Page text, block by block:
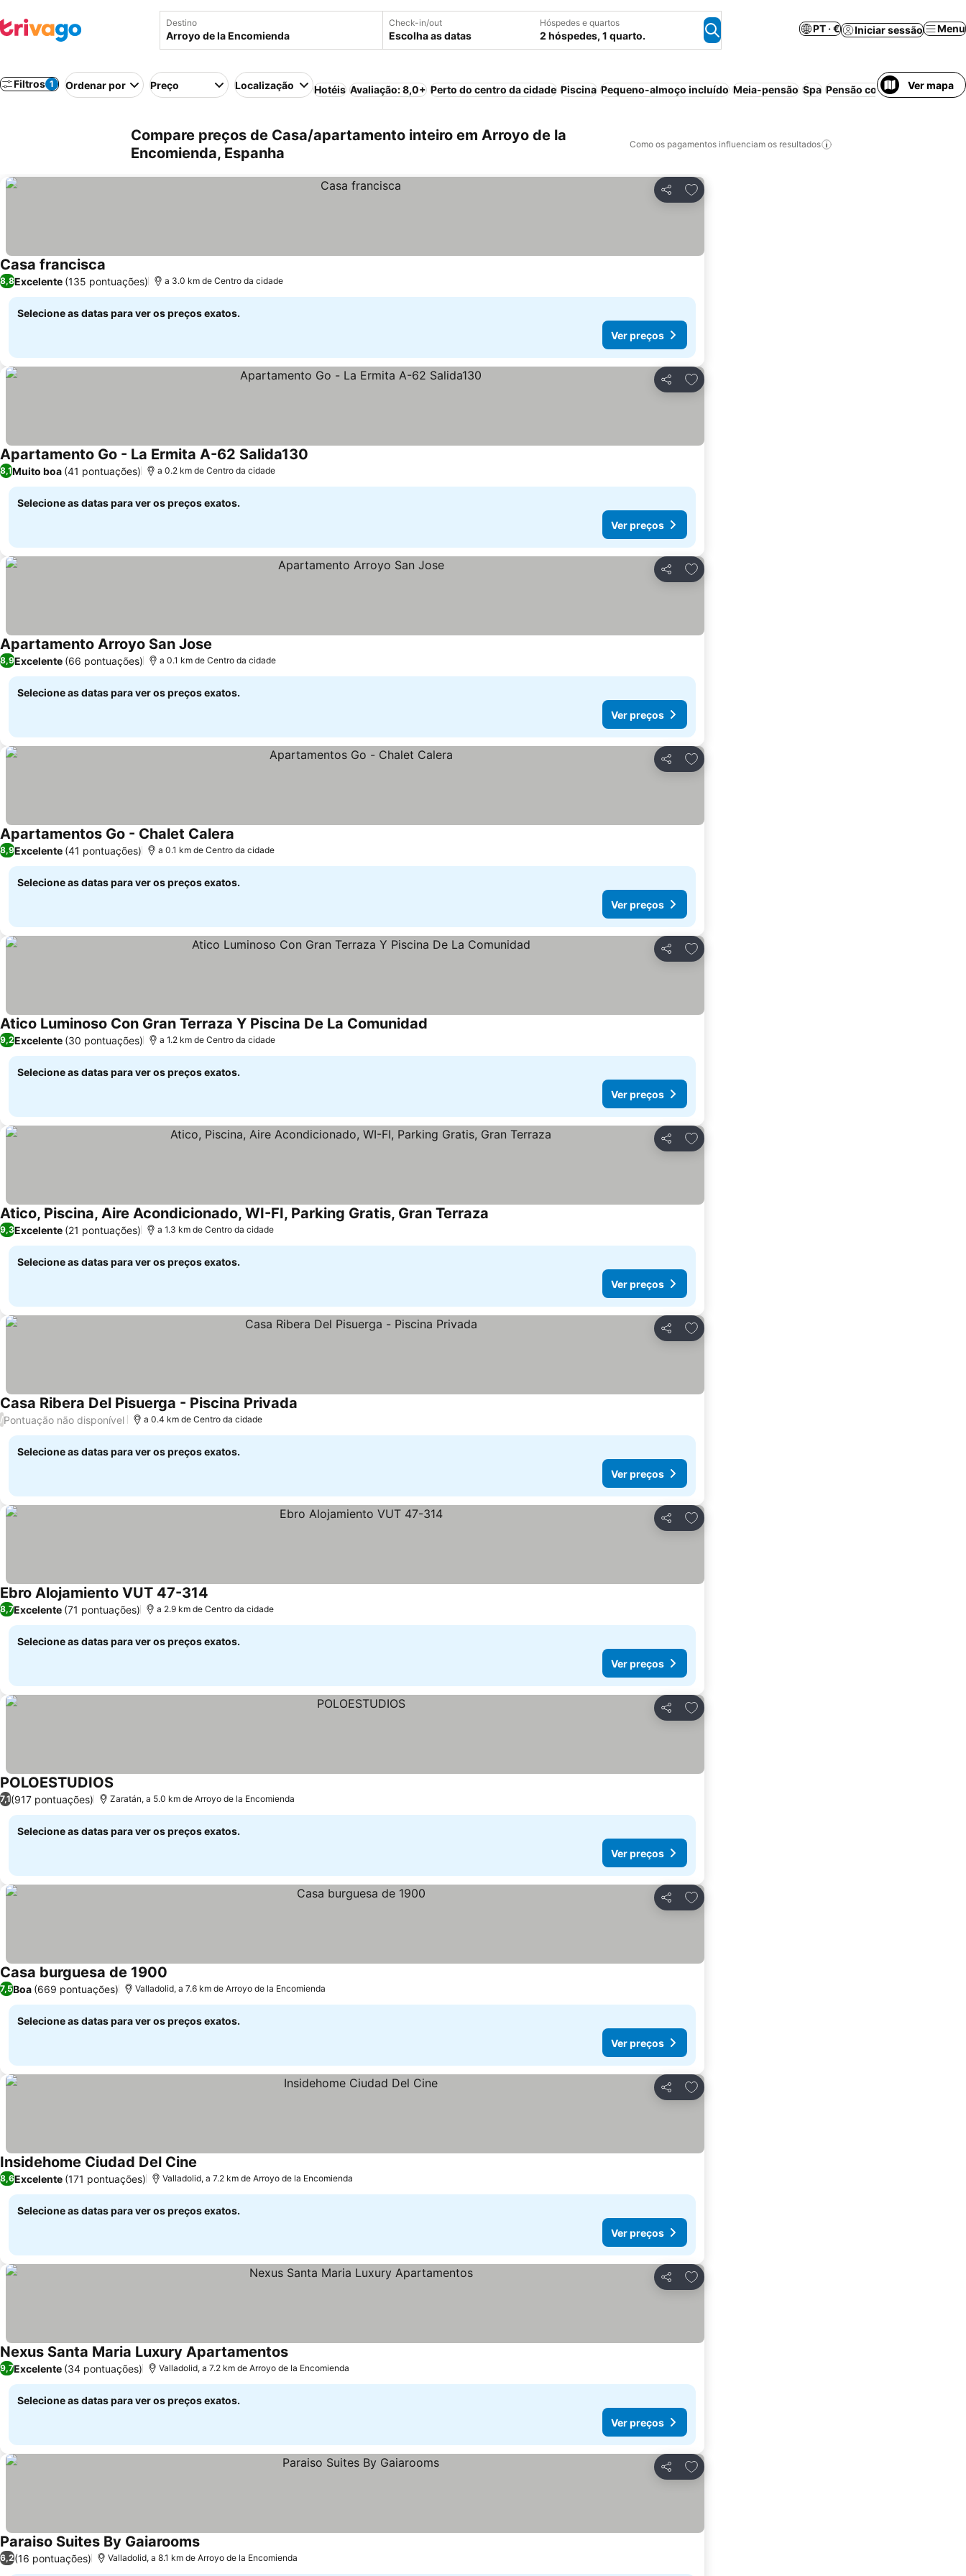
Destino Check-in/out
Escolha as datas
Hóspedes e quartos
2 hóspedes, 1 quarto.
PT · € Iniciar sessão Menu
Filtros 1 Ordenar por Preço Localização Hotéis Avaliação: 8,0+ Perto do centro da cidade Piscina Pequeno-almoço incluído Meia-pensão Spa Pensão completaVer mapa
Compare preços de Casa/apartamento inteiro em Arroyo de la
Encomienda, Espanha
Como os pagamentos influenciam os resultados
Partilhar
Adicionar aos favoritos
Casa francisca
8,8Excelente (135 pontuações) a 3.0 km de Centro da cidade
Selecione as datas para ver os preços exatos.
Ver preços
Partilhar
Adicionar aos favoritos
Apartamento Go - La Ermita A-62 Salida130
8,1Muito boa (41 pontuações) a 0.2 km de Centro da cidade
Selecione as datas para ver os preços exatos.
Ver preços
Partilhar
Adicionar aos favoritos
Apartamento Arroyo San Jose
8,9Excelente (66 pontuações) a 0.1 km de Centro da cidade
Selecione as datas para ver os preços exatos.
Ver preços
Partilhar
Adicionar aos favoritos
Apartamentos Go - Chalet Calera
8,9Excelente (41 pontuações) a 0.1 km de Centro da cidade
Selecione as datas para ver os preços exatos.
Ver preços
Partilhar
Adicionar aos favoritos
Atico Luminoso Con Gran Terraza Y Piscina De La Comunidad
9,2Excelente (30 pontuações) a 1.2 km de Centro da cidade
Selecione as datas para ver os preços exatos.
Ver preços
Partilhar
Adicionar aos favoritos
Atico, Piscina, Aire Acondicionado, WI-FI, Parking Gratis, Gran Terraza
9,3Excelente (21 pontuações) a 1.3 km de Centro da cidade
Selecione as datas para ver os preços exatos.
Ver preços
Partilhar
Adicionar aos favoritos
Casa Ribera Del Pisuerga - Piscina Privada
/Pontuação não disponível a 0.4 km de Centro da cidade
Selecione as datas para ver os preços exatos.
Ver preços
Partilhar
Adicionar aos favoritos
Ebro Alojamiento VUT 47-314
8,7Excelente (71 pontuações) a 2.9 km de Centro da cidade
Selecione as datas para ver os preços exatos.
Ver preços
Partilhar
Adicionar aos favoritos
POLOESTUDIOS
7,1(917 pontuações) Zaratán, a 5.0 km de Arroyo de la Encomienda
Selecione as datas para ver os preços exatos.
Ver preços
Partilhar
Adicionar aos favoritos
Casa burguesa de 1900
7,5Boa (669 pontuações) Valladolid, a 7.6 km de Arroyo de la Encomienda
Selecione as datas para ver os preços exatos.
Ver preços
Partilhar
Adicionar aos favoritos
Insidehome Ciudad Del Cine
8,6Excelente (171 pontuações) Valladolid, a 7.2 km de Arroyo de la Encomienda
Selecione as datas para ver os preços exatos.
Ver preços
Partilhar
Adicionar aos favoritos
Nexus Santa Maria Luxury Apartamentos
9,7Excelente (34 pontuações) Valladolid, a 7.2 km de Arroyo de la Encomienda
Selecione as datas para ver os preços exatos.
Ver preços
Partilhar
Adicionar aos favoritos
Paraiso Suites By Gaiarooms
6,2(16 pontuações) Valladolid, a 8.1 km de Arroyo de la Encomienda